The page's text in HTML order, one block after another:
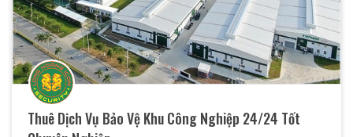
Thuê Dịch Vụ Bảo Vệ Khu Công Nghiệp 24/24 Tốt